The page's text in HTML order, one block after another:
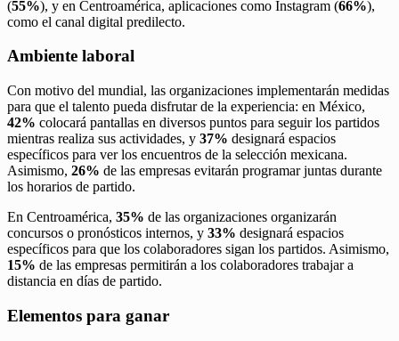
(55%), y en Centroamérica, aplicaciones como Instagram (66%),
como el canal digital predilecto.
Ambiente laboral
Con motivo del mundial, las organizaciones implementarán medidas
para que el talento pueda disfrutar de la experiencia: en México,
42% colocará pantallas en diversos puntos para seguir los partidos
mientras realiza sus actividades, y 37% designará espacios
específicos para ver los encuentros de la selección mexicana.
Asimismo, 26% de las empresas evitarán programar juntas durante
los horarios de partido.
En Centroamérica, 35% de las organizaciones organizarán
concursos o pronósticos internos, y 33% designará espacios
específicos para que los colaboradores sigan los partidos. Asimismo,
15% de las empresas permitirán a los colaboradores trabajar a
distancia en días de partido.
Elementos para ganar